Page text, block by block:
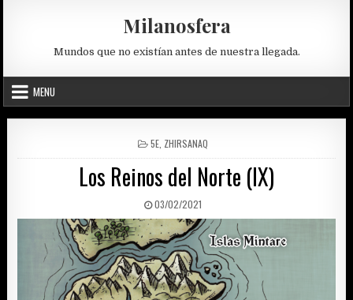
Milanosfera
Mundos que no existían antes de nuestra llegada.
MENU
POSTED
IN
5E, ZHIRSANAQ
Los Reinos del Norte (IX)
PUBLISHED
DATE:
03/02/2021